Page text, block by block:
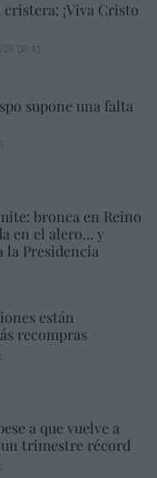
¡Viva Cristo
supone una falta
bronca en Reino
en el alero... y
Presidencia
están
recompras
a que vuelve a
trimestre récord